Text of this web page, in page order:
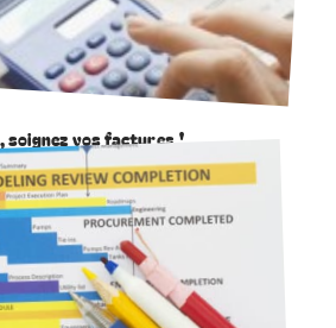
vos factures !